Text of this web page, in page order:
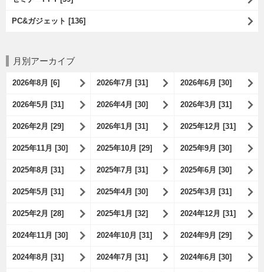
PC&ガジェット [136]
月別アーカイブ
2026年8月 [6] 2026年7月 [31] 2026年6月 [30]
2026年5月 [31] 2026年4月 [30] 2026年3月 [31]
2026年2月 [29] 2026年1月 [31] 2025年12月 [31]
2025年11月 [30] 2025年10月 [29] 2025年9月 [30]
2025年8月 [31] 2025年7月 [31] 2025年6月 [30]
2025年5月 [31] 2025年4月 [30] 2025年3月 [31]
2025年2月 [28] 2025年1月 [32] 2024年12月 [31]
2024年11月 [30] 2024年10月 [31] 2024年9月 [29]
2024年8月 [31] 2024年7月 [31] 2024年6月 [30]